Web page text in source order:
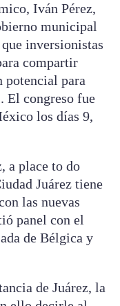
Iván Pérez,
municipal
inversionistas
compartir
potencial para
El congreso fue
los días 9,
a place to do
Juárez tiene
las nuevas
panel con el
de Bélgica y
de Juárez, la